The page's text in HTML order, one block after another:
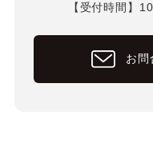
【受付時間】
お問